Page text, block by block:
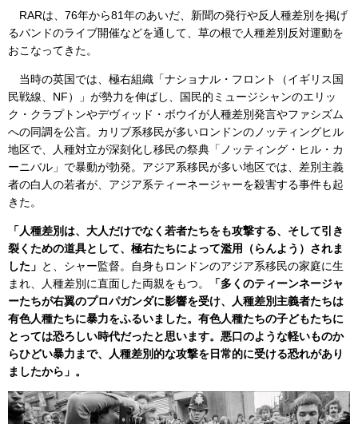
RARは、76年から81年のあいだ、新聞の発行や反人種差別を掲げ
るバンドのライブ開催などを通して、草の根で人種差別反対運動を
おこなってきた。
当時の英国では、極右組織「ナショナル・フロント（イギリス国
民戦線、NF）」が勢力を伸ばし、国民的ミュージシャンのエリッ
ク・クラプトンやデヴィッド・ボウイが人種差別発言やファシズム
への同調を公言。カリブ系移民が多いロンドンのノッティングヒル
地区で、人種対立が深刻化し移民の祭典「ノッティング・ヒル・カ
ーニバル」で暴動が勃発。アジア系移民が多い地区では、差別主義
者の白人の若者が、アジア系ティーネージャーを殺害する事件も起
きた。
「人種差別は、大人だけでなく若者たちをも攻撃する、そして引き
裂くための道具として、極右たちによって濫用（らんよう）されま
した」 と、シャー監督。自身もロンドンのアジア系移民の家庭に生
まれ、人種差別に直面した両親をもつ。
「多くのティーンネージャ
ーたちが右翼のプロパガンダに影響を受け、人種差別主義者たちは
有色人種たちに暴力をふるいました。有色人種たちの子どもたちに
とっては恐ろしい時代だったと思います。悪口のような軽いものか
らひどい暴力まで、人種差別的な攻撃を日常的に受ける恐れがあり
ましたから」。